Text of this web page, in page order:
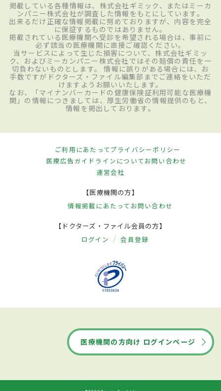
掲載している各種情報は、株式会社ギミック、またはミーカ
ンパニー株式会社が調査した情報をもとにしています。
出来るだけ正確な情報掲載に努めておりますが、内容を完全
に保証するものではありません。
掲載されている医療機関へ受診を希望される場合は、事前に
必ず該当の医療機関に直接ご確認ください。
当サービスによって生じた損害について、株式会社ギミッ
ク、およびミーカンパニー株式会社ではその賠償の責任を一
切負わないものとします。 情報に誤りがある場合には、お
手数ですがドクターズ・ファイル編集部までご連絡をいただ
けますようお願いいたします。
なお、「マイナンバーカードの健康保険証利用可能な医療機
関」の情報につきましては、厚生労働省の情報提供のもと、
情報を掲出しております。
ご利用にあたってプライバシーポリシー
医療広告ガイドラインについてお問い合わせ
運営会社
【医療機関の方】
情報掲載にあたって お問い合わせ
【ドクターズ・ファイル会員の方】
ログイン 会員登録
医療機関の方向け ログインページ